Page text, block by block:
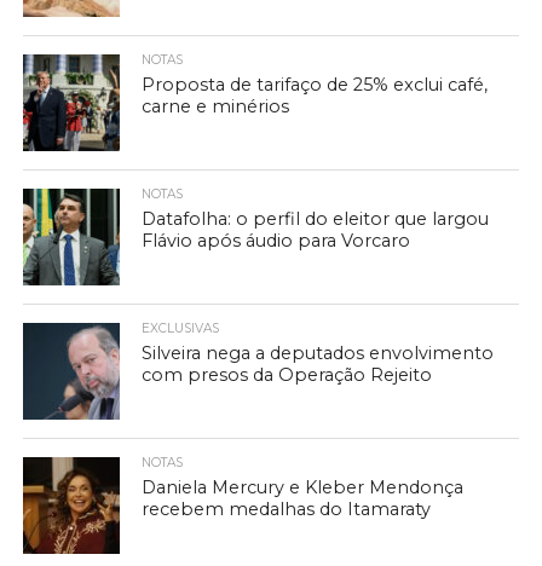
NOTAS
Proposta de tarifaço de 25% exclui café,
carne e minérios
NOTAS
Datafolha: o perfil do eleitor que largou
Flávio após áudio para Vorcaro
EXCLUSIVAS
Silveira nega a deputados envolvimento
com presos da Operação Rejeito
NOTAS
Daniela Mercury e Kleber Mendonça
recebem medalhas do Itamaraty